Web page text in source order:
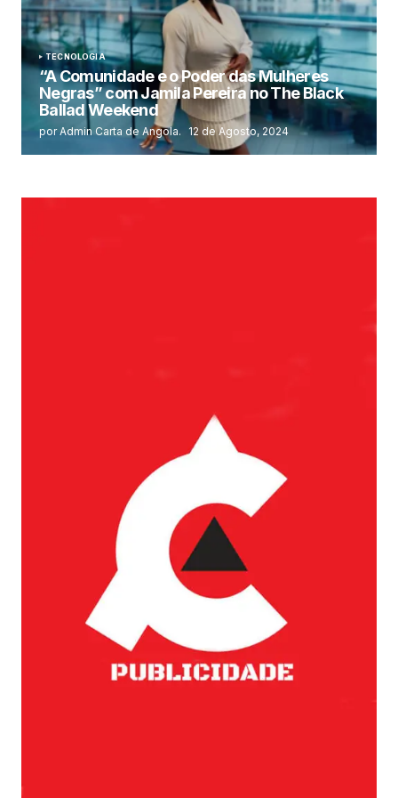
TECNOLOGIA
“A Comunidade e o Poder das Mulheres
Negras” com Jamila Pereira no The Black
Ballad Weekend
por Admin Carta de Angola. 12 de Agosto, 2024